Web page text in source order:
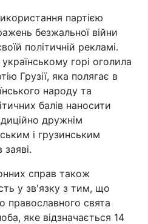
партією
безжальної війни
політичній рекламі.
горі оголила
Грузії, яка полягає в
народу та
балів наносити
дружнім
і грузинським
справ також
у зв'язку з тим, що
православного свята
яке відзначається 14